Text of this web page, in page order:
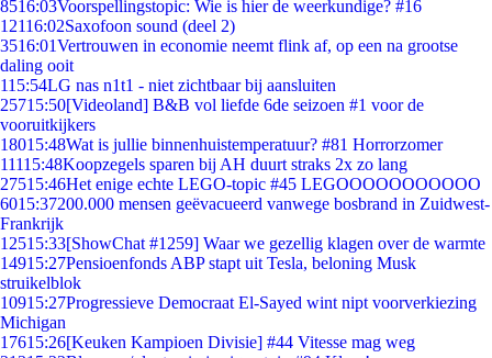
8516:03Voorspellingstopic: Wie is hier de weerkundige? #16
12116:02Saxofoon sound (deel 2)
3516:01Vertrouwen in economie neemt flink af, op een na grootse
daling ooit
115:54LG nas n1t1 - niet zichtbaar bij aansluiten
25715:50[Videoland] B&B vol liefde 6de seizoen #1 voor de
vooruitkijkers
18015:48Wat is jullie binnenhuistemperatuur? #81 Horrorzomer
11115:48Koopzegels sparen bij AH duurt straks 2x zo lang
27515:46Het enige echte LEGO-topic #45 LEGOOOOOOOOOOO
6015:37200.000 mensen geëvacueerd vanwege bosbrand in Zuidwest-
Frankrijk
12515:33[ShowChat #1259] Waar we gezellig klagen over de warmte
14915:27Pensioenfonds ABP stapt uit Tesla, beloning Musk
struikelblok
10915:27Progressieve Democraat El-Sayed wint nipt voorverkiezing
Michigan
17615:26[Keuken Kampioen Divisie] #44 Vitesse mag weg